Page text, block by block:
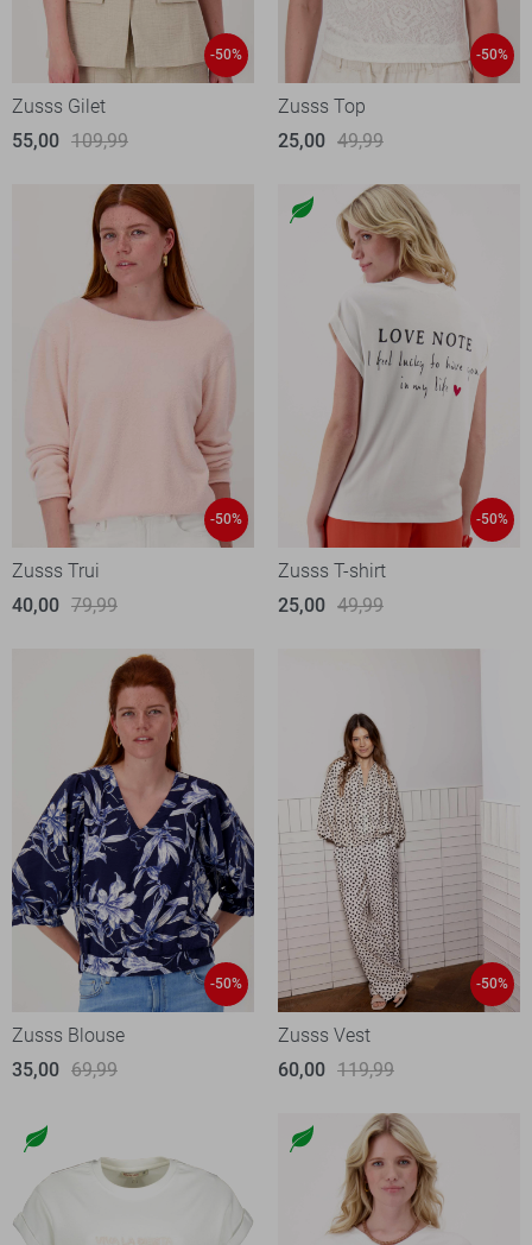
-50%
Zusss Gilet
55,00 109,99
-50%
Zusss Top
25,00 49,99
-50%
Zusss Trui
40,00 79,99
-50%
Zusss T-shirt
25,00 49,99
-50%
Zusss Blouse
35,00 69,99
-50%
Zusss Vest
60,00 119,99